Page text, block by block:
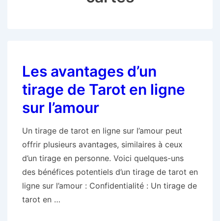
Les avantages d’un
tirage de Tarot en ligne
sur l’amour
Un tirage de tarot en ligne sur l’amour peut
offrir plusieurs avantages, similaires à ceux
d’un tirage en personne. Voici quelques-uns
des bénéfices potentiels d’un tirage de tarot en
ligne sur l’amour : Confidentialité : Un tirage de
tarot en …